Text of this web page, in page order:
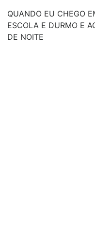
QUANDO EU CHEGO
ESCOLA E DURMO E
DE NOITE